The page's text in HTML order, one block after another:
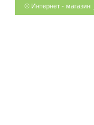
© Интернет - магазин